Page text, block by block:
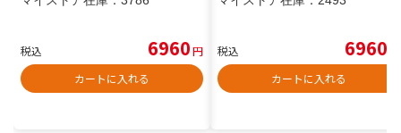
税込 6960円
カートに入れる
税込 6960
カートに入れる